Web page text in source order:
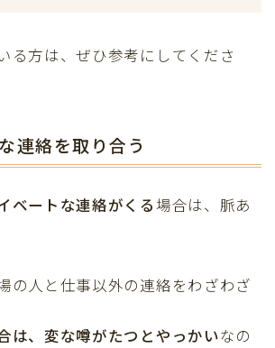
る方は、ぜひ参考にしてくださ
連絡を取り合う
ベートな連絡がくる場合は、脈あ
の人と仕事以外の連絡をわざわざ
は、変な噂がたつとやっかいなの